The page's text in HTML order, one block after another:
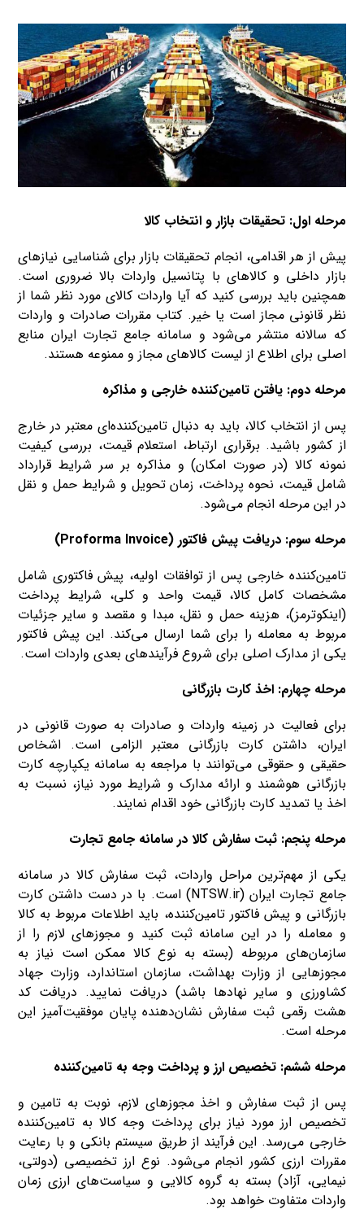
مرحله اول: تحقیقات بازار و انتخاب کالا
پیش از هر اقدامی، انجام تحقیقات بازار برای شناسایی نیازهای
بازار داخلی و کالاهای با پتانسیل واردات بالا ضروری است.
همچنین باید بررسی کنید که آیا واردات کالای مورد نظر شما از
نظر قانونی مجاز است یا خیر. کتاب مقررات صادرات و واردات
که سالانه منتشر می‌شود و سامانه جامع تجارت ایران منابع
اصلی برای اطلاع از لیست کالاهای مجاز و ممنوعه هستند.
مرحله دوم: یافتن تامین‌کننده خارجی و مذاکره
پس از انتخاب کالا، باید به دنبال تامین‌کننده‌ای معتبر در خارج
از کشور باشید. برقراری ارتباط، استعلام قیمت، بررسی کیفیت
نمونه کالا (در صورت امکان) و مذاکره بر سر شرایط قرارداد
شامل قیمت، نحوه پرداخت، زمان تحویل و شرایط حمل و نقل
در این مرحله انجام می‌شود.
مرحله سوم: دریافت پیش فاکتور (Proforma Invoice)
تامین‌کننده خارجی پس از توافقات اولیه، پیش فاکتوری شامل
مشخصات کامل کالا، قیمت واحد و کلی، شرایط پرداخت
(اینکوترمز)، هزینه حمل و نقل، مبدا و مقصد و سایر جزئیات
مربوط به معامله را برای شما ارسال می‌کند. این پیش فاکتور
یکی از مدارک اصلی برای شروع فرآیندهای بعدی واردات است.
مرحله چهارم: اخذ کارت بازرگانی
برای فعالیت در زمینه واردات و صادرات به صورت قانونی در
ایران، داشتن کارت بازرگانی معتبر الزامی است. اشخاص
حقیقی و حقوقی می‌توانند با مراجعه به سامانه یکپارچه کارت
بازرگانی هوشمند و ارائه مدارک و شرایط مورد نیاز، نسبت به
اخذ یا تمدید کارت بازرگانی خود اقدام نمایند.
مرحله پنجم: ثبت سفارش کالا در سامانه جامع تجارت
یکی از مهم‌ترین مراحل واردات، ثبت سفارش کالا در سامانه
جامع تجارت ایران (NTSW.ir) است. با در دست داشتن کارت
بازرگانی و پیش فاکتور تامین‌کننده، باید اطلاعات مربوط به کالا
و معامله را در این سامانه ثبت کنید و مجوزهای لازم را از
سازمان‌های مربوطه (بسته به نوع کالا ممکن است نیاز به
مجوزهایی از وزارت بهداشت، سازمان استاندارد، وزارت جهاد
کشاورزی و سایر نهادها باشد) دریافت نمایید. دریافت کد
هشت رقمی ثبت سفارش نشان‌دهنده پایان موفقیت‌آمیز این
مرحله است.
مرحله ششم: تخصیص ارز و پرداخت وجه به تامین‌کننده
پس از ثبت سفارش و اخذ مجوزهای لازم، نوبت به تامین و
تخصیص ارز مورد نیاز برای پرداخت وجه کالا به تامین‌کننده
خارجی می‌رسد. این فرآیند از طریق سیستم بانکی و با رعایت
مقررات ارزی کشور انجام می‌شود. نوع ارز تخصیصی (دولتی،
نیمایی، آزاد) بسته به گروه کالایی و سیاست‌های ارزی زمان
واردات متفاوت خواهد بود.